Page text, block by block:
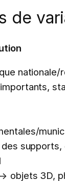
de
objets 3D,